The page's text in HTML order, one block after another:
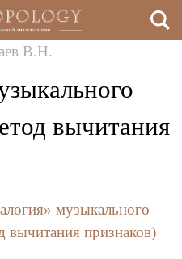
В.Н.
вычитания
музыкального
вычитания признаков)